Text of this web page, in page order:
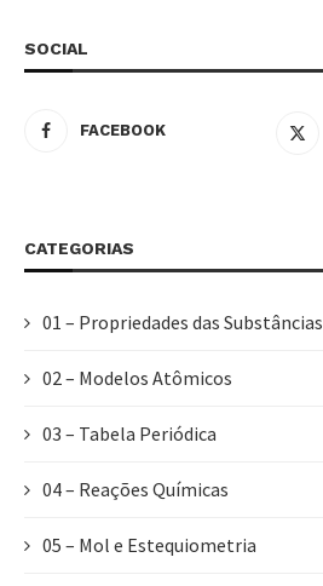
SOCIAL
FACEBOOK
CATEGORIAS
01 – Propriedades das Substâncias
02 – Modelos Atômicos
03 – Tabela Periódica
04 – Reações Químicas
05 – Mol e Estequiometria